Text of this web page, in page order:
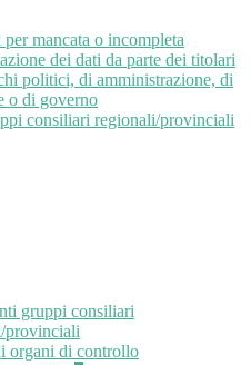
per mancata o incompleta
dei dati da parte dei titolari
politici, di amministrazione, di
o di governo
consiliari regionali/provinciali
gruppi consiliari
provinciali
organi di controllo